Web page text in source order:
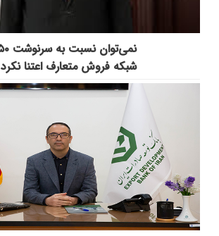
شبکه فروش متعارف اعتنا نکرد